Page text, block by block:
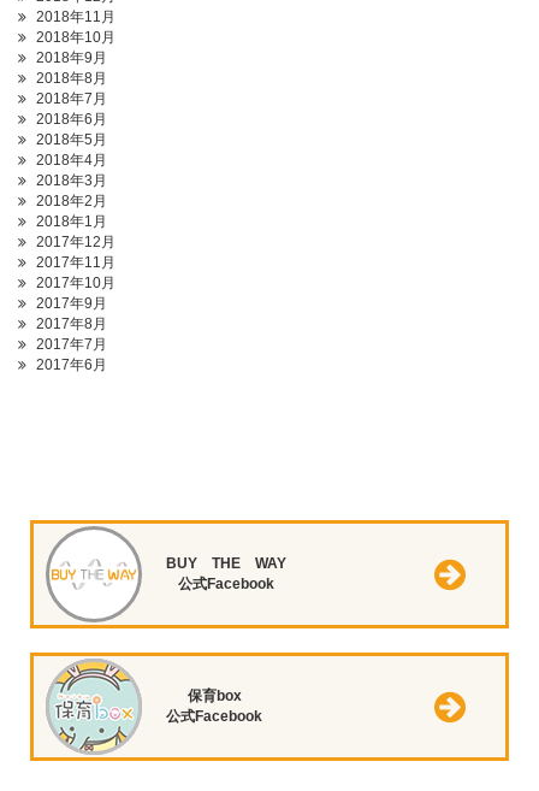
2018年11月
2018年10月
2018年9月
2018年8月
2018年7月
2018年6月
2018年5月
2018年4月
2018年3月
2018年2月
2018年1月
2017年12月
2017年11月
2017年10月
2017年9月
2017年8月
2017年7月
2017年6月
BUY THE WAY
公式Facebook
保育box
公式Facebook